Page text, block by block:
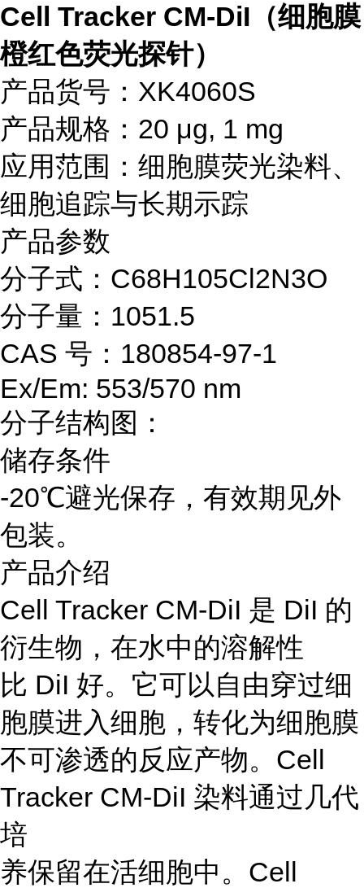
Cell Tracker CM-DiI（细胞膜
橙红色荧光探针）
产品货号：XK4060S
产品规格：20 μg, 1 mg
应用范围：细胞膜荧光染料、
细胞追踪与长期示踪
产品参数
分子式：C68H105Cl2N3O
分子量：1051.5
CAS 号：180854-97-1
Ex/Em: 553/570 nm
分子结构图：
储存条件
-20℃避光保存，有效期见外
包装。
产品介绍
Cell Tracker CM-DiI 是 DiI 的
衍生物，在水中的溶解性
比 DiI 好。它可以自由穿过细
胞膜进入细胞，转化为细胞膜
不可渗透的反应产物。Cell
Tracker CM-DiI 染料通过几代
培
养保留在活细胞中。Cell